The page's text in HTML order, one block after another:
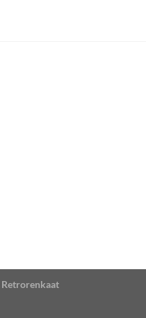
Retrorenkaat